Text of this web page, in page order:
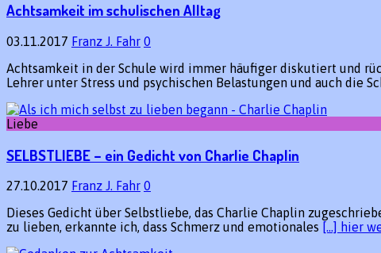
Achtsamkeit im schulischen Alltag
03.11.2017 Franz J. Fahr 0
Achtsamkeit in der Schule wird immer häufiger diskutiert und
Lehrer unter Stress und psychischen Belastungen und auch die
Liebe
SELBSTLIEBE – ein Gedicht von Charlie Chaplin
27.10.2017 Franz J. Fahr 0
Dieses Gedicht über Selbstliebe, das Charlie Chaplin
zu lieben, erkannte ich, dass Schmerz und emotionales […] hier